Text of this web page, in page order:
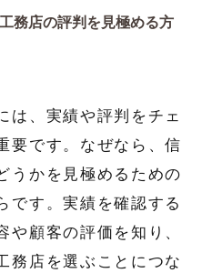
務店の評判を見極める方
は、実績や評判をチェ
要です。なぜなら、信
うかを見極めるための
です。実績を確認する
顧客の評価を知り、
務店を選ぶことにつな